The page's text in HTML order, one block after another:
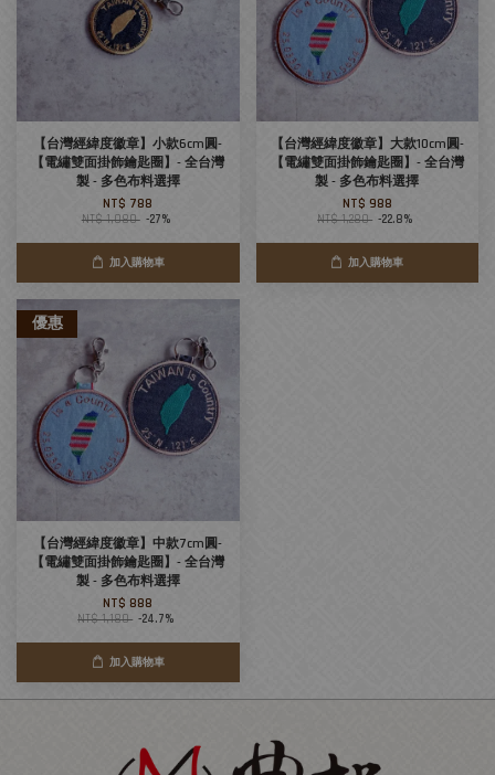
【台灣經緯度徽章】小款6cm圓-
【電繡雙面掛飾鑰匙圈】- 全台灣
製 - 多色布料選擇
NT$ 788
NT$ 1,080 -27%
加入購物車
【台灣經緯度徽章】大款10cm圓-
【電繡雙面掛飾鑰匙圈】- 全台灣
製 - 多色布料選擇
NT$ 988
NT$ 1,280 -22.8%
加入購物車
優惠
【台灣經緯度徽章】中款7cm圓-
【電繡雙面掛飾鑰匙圈】- 全台灣
製 - 多色布料選擇
NT$ 888
NT$ 1,180 -24.7%
加入購物車